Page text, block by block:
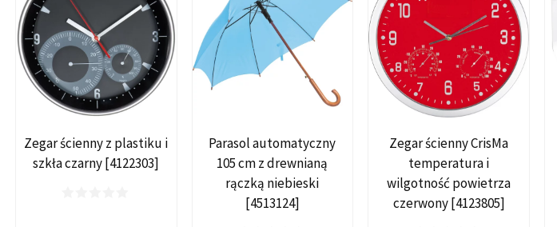
Zegar ścienny z plastiku i
szkła czarny [4122303]
Parasol automatyczny
105 cm z drewnianą
rączką niebieski
[4513124]
Zegar ścienny CrisMa
temperatura i
wilgotność powietrza
czerwony [4123805]